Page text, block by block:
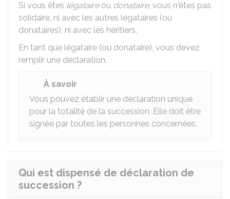
Si vous êtes légataireou donataire, vous n'êtes pas
solidaire, ni avec les autres légataires (ou
donataires), ni avec les héritiers.
En tant que légataire (ou donataire), vous devez
remplir une déclaration.
À savoir
Vous pouvez établir une déclaration unique
pour la totalité de la succession. Elle doit être
signée par toutes les personnes concernées.
Qui est dispensé de déclaration de
succession ?